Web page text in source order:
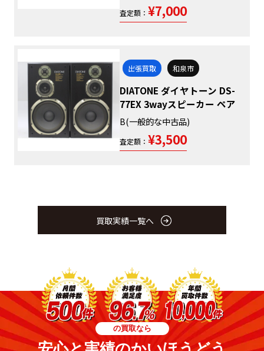
査定額： ¥7,000
出張買取 和泉市
DIATONE ダイヤトーン DS-
77EX 3wayスピーカー ペア
B(一般的な中古品)
査定額： ¥3,500
買取実績一覧へ
の買取なら